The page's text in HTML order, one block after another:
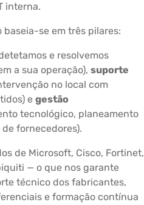
interna.
baseia-se em três pilares:
e resolvemos
a sua operação), suporte
no local com
e gestão
tecnológico, planeamento
fornecedores).
de Microsoft, Cisco, Fortinet,
— o que nos garante
técnico dos fabricantes,
e formação contínua